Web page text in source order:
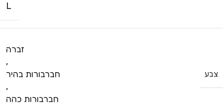
L
צבע
זברה
,
חברבורות בהיר
,
חברבורות כהה